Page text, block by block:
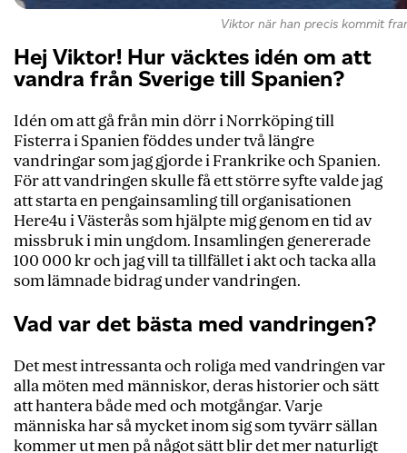
Viktor när han precis kommit
Hej Viktor! Hur väcktes idén om att
vandra från Sverige till Spanien?
Idén om att gå från min dörr i Norrköping till
Fisterra i Spanien föddes under två längre
vandringar som jag gjorde i Frankrike och Spanien.
För att vandringen skulle få ett större syfte valde jag
att starta en pengainsamling till organisationen
Here4u i Västerås som hjälpte mig genom en tid av
missbruk i min ungdom. Insamlingen genererade
100 000 kr och jag vill ta tillfället i akt och tacka alla
som lämnade bidrag under vandringen.
Vad var det bästa med vandringen?
Det mest intressanta och roliga med vandringen var
alla möten med människor, deras historier och sätt
att hantera både med och motgångar. Varje
människa har så mycket inom sig som tyvärr sällan
kommer ut men på något sätt blir det mer naturligt